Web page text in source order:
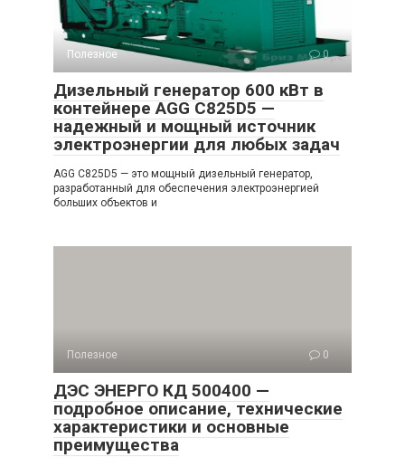
Полезное 0
Дизельный генератор 600 кВт в
контейнере AGG C825D5 —
надежный и мощный источник
электроэнергии для любых задач
AGG C825D5 — это мощный дизельный генератор,
разработанный для обеспечения электроэнергией
больших объектов и
Полезное 0
ДЭС ЭНЕРГО КД 500400 —
подробное описание, технические
характеристики и основные
преимущества